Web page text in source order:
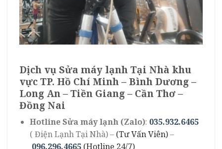
Dịch vụ Sửa máy lạnh Tại Nhà khu
vực TP. Hồ Chí Minh – Bình Dương –
Long An – Tiền Giang – Cần Thơ –
Đồng Nai
Hotline Sửa máy lạnh (Zalo): 035.932.6465
( Điện Lạnh Tại Nhà) – (Tư Vấn Viên)–
096.296.4665 (Hotline 24/7)